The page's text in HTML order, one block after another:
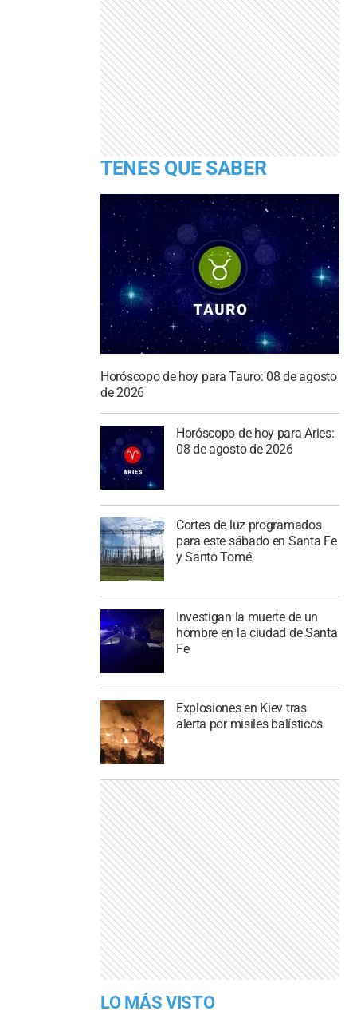
TENES QUE SABER
Horóscopo de hoy para Tauro: 08 de agosto
de 2026
Horóscopo de hoy para Aries:
08 de agosto de 2026
Cortes de luz programados
para este sábado en Santa Fe
y Santo Tomé
Investigan la muerte de un
hombre en la ciudad de Santa
Fe
Explosiones en Kiev tras
alerta por misiles balísticos
LO MÁS VISTO